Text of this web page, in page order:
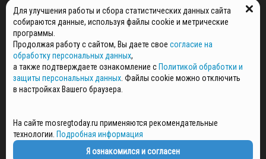
© 2026 ПРАВА НА ВСЕ МАТЕРИАЛЫ САЙТА ПРИНАДЛЕЖАТ ГАУ МО "ЦИФРОВЫЕ
МЕДИА" (ОГРН: 1255000059467).
ПОЛИТИКА ОБРАБОТКИ И ЗАЩИТЫ ПЕРСОНАЛЬНЫХ ДАННЫХ
НОВОСТИ
ГАЗЕТЫ
РЕКЛАМОДАТЕЛЯМ
СПЕЦПРОЕКТЫ
СТАТЬИ
ПОЛИТИКА КОНФИДЕНЦИАЛЬНОСТИ
Для улучшения работы и сбора статистических данных сайта
собираются данные, используя файлы cookie и метрические
программы.
Продолжая работу с сайтом, Вы даете свое согласие на
обработку персональных данных,
а также подтверждаете ознакомление с Политикой обработки и
защиты персональных данных . Файлы cookie можно отключить
в настройках Вашего браузера.
На сайте mosregtoday.ru применяются рекомендательные
технологии. Подробная информация
Я ознакомился и согласен